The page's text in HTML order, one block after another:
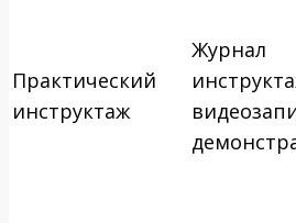
Практический
инструктаж
Журнал